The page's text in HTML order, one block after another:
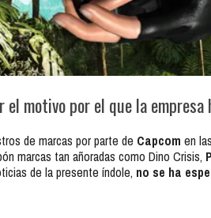
el motivo por el que la
de marcas por parte de Capcom en
marcas tan añoradas como Dino Crisis,
de la presente índole, no se ha